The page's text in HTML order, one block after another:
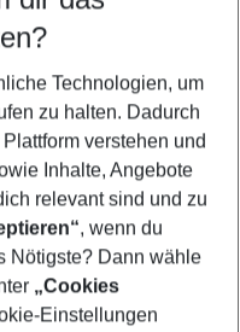
Technologien, um
zu halten. Dadurch
verstehen und
Inhalte, Angebote
relevant sind und zu
, wenn du
Nötigste? Dann wähle
„Cookies
Einstellungen